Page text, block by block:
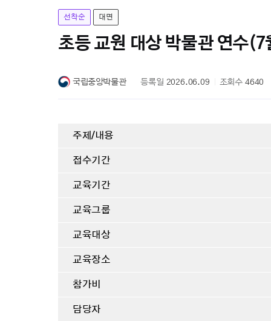
선착순 대면
초등 교원 대상 박물관 연수(7
국립중앙박물관 등록일 2026.06.09 조회수 4640
주제/내용
접수기간
교육기간
교육그룹
교육대상
교육장소
참가비
담당자